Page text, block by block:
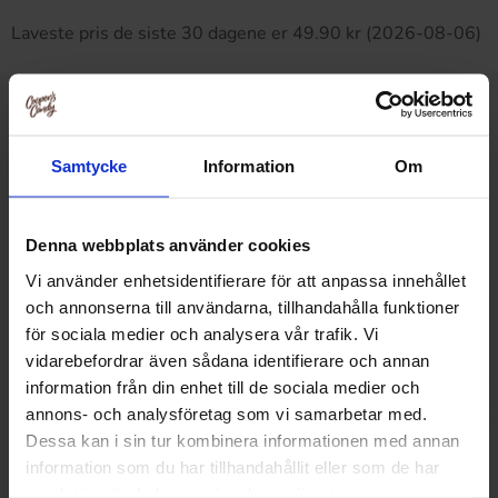
Samtycke Information Om
Denna webbplats använder cookies
Vi använder enhetsidentifierare för att anpassa innehållet
och annonserna till användarna, tillhandahålla funktioner
för sociala medier och analysera vår trafik. Vi
vidarebefordrar även sådana identifierare och annan
information från din enhet till de sociala medier och
annons- och analysföretag som vi samarbetar med.
Dessa kan i sin tur kombinera informationen med annan
information som du har tillhandahållit eller som de har
Laveste pris de siste 30 dagene er 49.90 kr (2026-08-06)